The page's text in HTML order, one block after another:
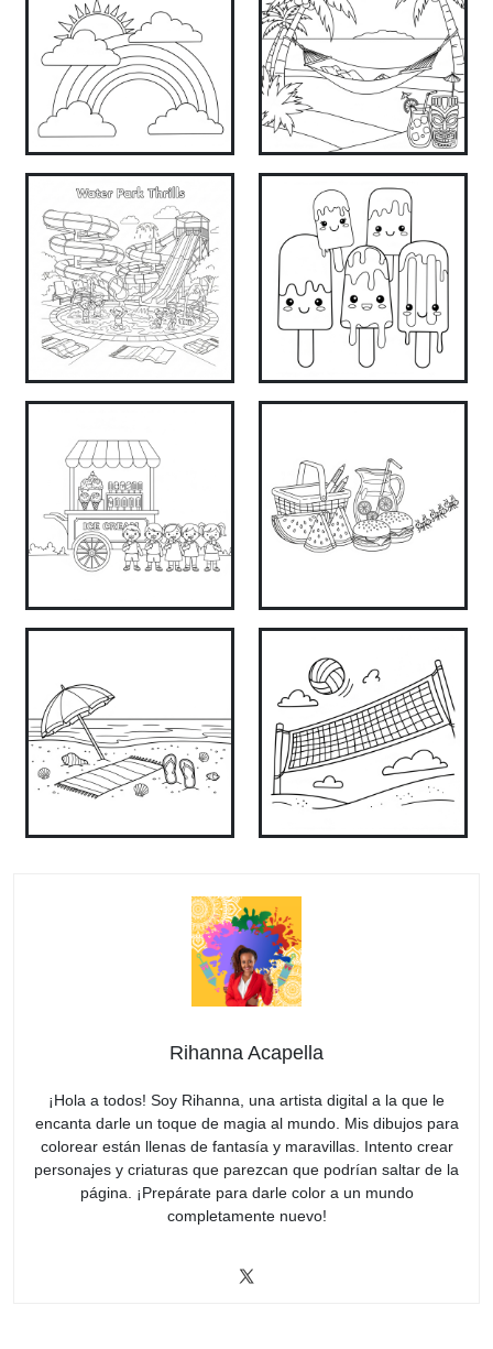
Rihanna Acapella
¡Hola a todos! Soy Rihanna, una artista digital a la que le
encanta darle un toque de magia al mundo. Mis dibujos para
colorear están llenas de fantasía y maravillas. Intento crear
personajes y criaturas que parezcan que podrían saltar de la
página. ¡Prepárate para darle color a un mundo
completamente nuevo!